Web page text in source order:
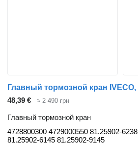
48,39 € ≈ 2 490 грн
Главный тормозной кран
4728800300 4729000550 81.25902-6238
81.25902-6145 81.25902-9145